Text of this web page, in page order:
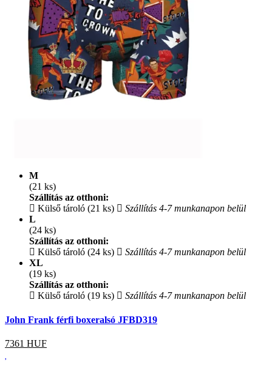
M
(21 ks)
Szállítás az otthoni:
Külső tároló (21 ks)
Szállítás 4-7 munkanapon belül
L
(24 ks)
Szállítás az otthoni:
Külső tároló (24 ks)
Szállítás 4-7 munkanapon belül
XL
(19 ks)
Szállítás az otthoni:
Külső tároló (19 ks)
Szállítás 4-7 munkanapon belül
John Frank férfi boxeralsó JFBD319
7361 HUF